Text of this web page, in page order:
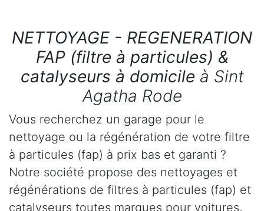
NETTOYAGE - REGENERATION
FAP (filtre à particules) &
catalyseurs à domicile à Sint
Agatha Rode
Vous recherchez un garage pour le
nettoyage ou la régénération de votre filtre
à particules (fap) à prix bas et garanti ?
Notre société propose des nettoyages et
régénérations de filtres à particules (fap) et
catalyseurs toutes marques pour voitures,